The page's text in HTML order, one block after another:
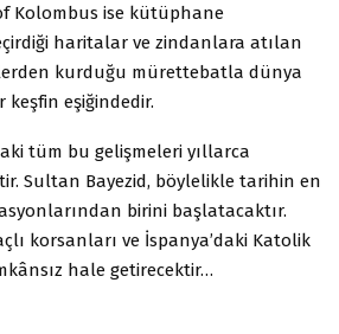
Kolombus ise kütüphane
haritalar ve zindanlara atılan
kurduğu mürettebatla dünya
eşiğindedir.
tüm bu gelişmeleri yıllarca
Sultan Bayezid, böylelikle tarihin en
birini başlatacaktır.
korsanları ve İspanya’daki Katolik
hale getirecektir…